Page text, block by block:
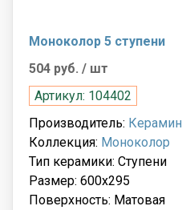
Моноколор 5 ступени
504 руб. / шт
Артикул: 104402
Производитель: Керамин
Коллекция: Моноколор
Тип керамики: Ступени
Размер: 600x295
Поверхность: Матовая